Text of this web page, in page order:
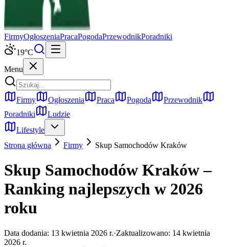
FirmyOgłoszeniaPracaPogodaPrzewodnikPoradniki
19°C
Menu
Firmy Ogłoszenia Praca Pogoda
Przewodnik
Poradniki
Ludzie
Lifestyle
Strona główna
Firmy Skup Samochodów Kraków
Skup Samochodów Kraków –
Ranking najlepszych w 2026
roku
Data dodania: 13 kwietnia 2026 r.·Zaktualizowano: 14 kwietnia
2026 r.